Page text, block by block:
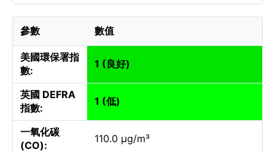
參數 數值
美國環保署指
數:
1 (良好)
英國 DEFRA
指數:
1 (低)
一氧化碳
(CO):
110.0 µg/m³